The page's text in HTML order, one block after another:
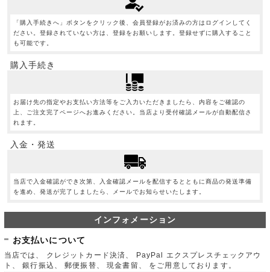
「購入手続きへ」ボタンをクリック後、会員登録がお済みの方はログインしてく
ださい。登録されていない方は、登録をお願いします。登録せずに購入すること
も可能です。
購入手続き
お届け先の指定やお支払い方法等をご入力いただきましたら、内容をご確認の
上、ご注文完了ページへお進みください。当店より受付確認メールが自動配信さ
れます。
入金・発送
当店で入金確認ができ次第、入金確認メールを配信するとともに商品の発送準備
を進め、発送が完了しましたら、メールでお知らせいたします。
インフォメーション
お支払いについて
当店では、 クレジットカード決済、 PayPal エクスプレスチェックアウ
ト、 銀行振込、 郵便振替、 現金書留、 をご用意しております。